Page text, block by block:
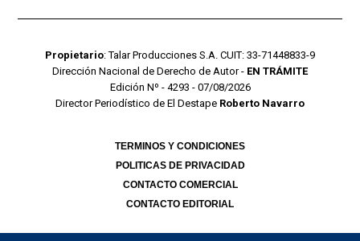
Propietario: Talar Producciones S.A. CUIT: 33-71448833-9
Dirección Nacional de Derecho de Autor - EN TRÁMITE
Edición Nº - 4293 - 07/08/2026
Director Periodístico de El Destape Roberto Navarro
TERMINOS Y CONDICIONES
POLITICAS DE PRIVACIDAD
CONTACTO COMERCIAL
CONTACTO EDITORIAL